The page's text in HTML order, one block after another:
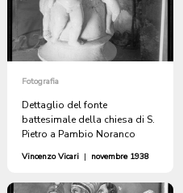
Fotografia
Dettaglio del fonte
battesimale della chiesa di S.
Pietro a Pambio Noranco
Vincenzo Vicari | novembre 1938